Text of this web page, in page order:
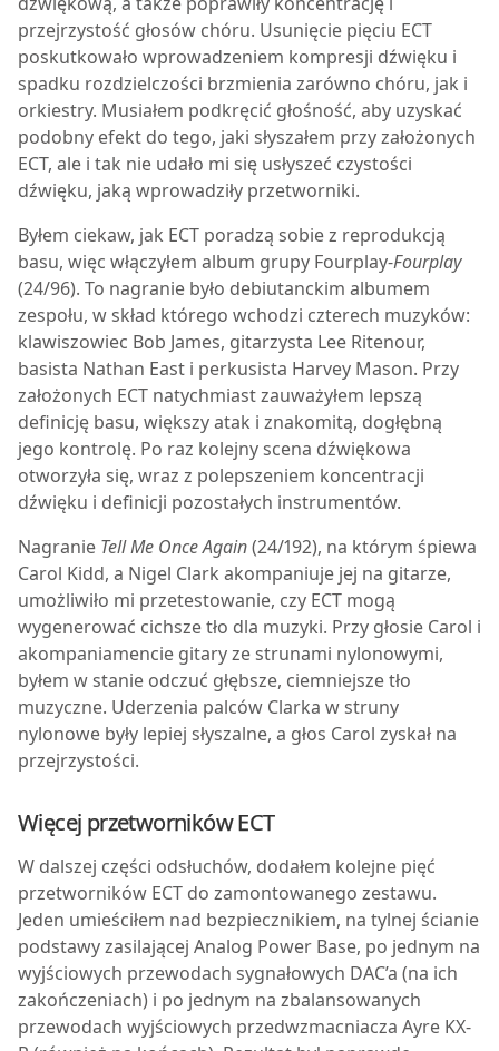
przejrzystość głosów chóru. Usunięcie pięciu ECT
poskutkowało wprowadzeniem kompresji dźwięku i
spadku rozdzielczości brzmienia zarówno chóru, jak i
orkiestry. Musiałem podkręcić głośność, aby uzyskać
podobny efekt do tego, jaki słyszałem przy założonych
ECT, ale i tak nie udało mi się usłyszeć czystości
dźwięku, jaką wprowadziły przetworniki.
Byłem ciekaw, jak ECT poradzą sobie z reprodukcją
basu, więc włączyłem album grupy Fourplay-Fourplay
(24/96). To nagranie było debiutanckim albumem
zespołu, w skład którego wchodzi czterech muzyków:
klawiszowiec Bob James, gitarzysta Lee Ritenour,
basista Nathan East i perkusista Harvey Mason. Przy
założonych ECT natychmiast zauważyłem lepszą
definicję basu, większy atak i znakomitą, dogłębną
jego kontrolę. Po raz kolejny scena dźwiękowa
otworzyła się, wraz z polepszeniem koncentracji
dźwięku i definicji pozostałych instrumentów.
Nagranie Tell Me Once Again(24/192), na którym śpiewa
Carol Kidd, a Nigel Clark akompaniuje jej na gitarze,
umożliwiło mi przetestowanie, czy ECT mogą
wygenerować cichsze tło dla muzyki. Przy głosie Carol i
akompaniamencie gitary ze strunami nylonowymi,
byłem w stanie odczuć głębsze, ciemniejsze tło
muzyczne. Uderzenia palców Clarka w struny
nylonowe były lepiej słyszalne, a głos Carol zyskał na
przejrzystości.
Więcej przetworników ECT
W dalszej części odsłuchów, dodałem kolejne pięć
przetworników ECT do zamontowanego zestawu.
Jeden umieściłem nad bezpiecznikiem, na tylnej ścianie
podstawy zasilającej Analog Power Base, po jednym na
wyjściowych przewodach sygnałowych DAC’a (na ich
zakończeniach) i po jednym na zbalansowanych
przewodach wyjściowych przedwzmacniacza Ayre KX-